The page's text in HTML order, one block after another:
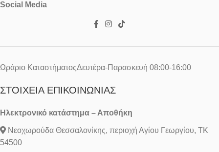
Social Media
Ωράριο ΚαταστήματοςΔευτέρα-Παρασκευή 08:00-16:00
ΣΤΟΙΧΕΊΑ ΕΠΙΚΟΙΝΩΝΊΑΣ
Ηλεκτρονικό κατάστημα – Αποθήκη
Νεοχωρούδα Θεσσαλονίκης, περιοχή Αγίου Γεωργίου, ΤΚ
54500